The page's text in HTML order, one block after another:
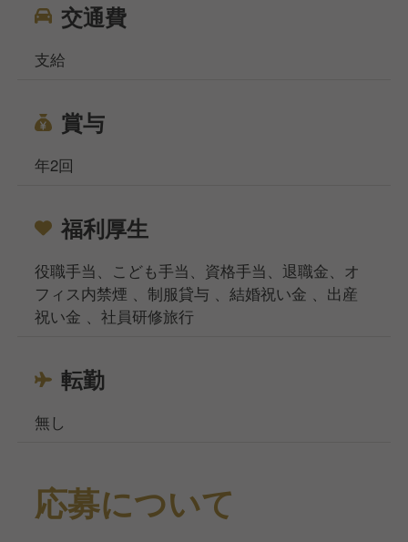
交通費
支給
賞与
年2回
福利厚生
役職手当、こども手当、資格手当、退職金、オ
フィス内禁煙 、制服貸与 、結婚祝い金 、出産
祝い金 、社員研修旅行
転勤
無し
応募について